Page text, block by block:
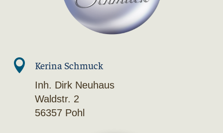
 Kerina Schmuck
Inh. Dirk Neuhaus
Waldstr. 2
56357 Pohl